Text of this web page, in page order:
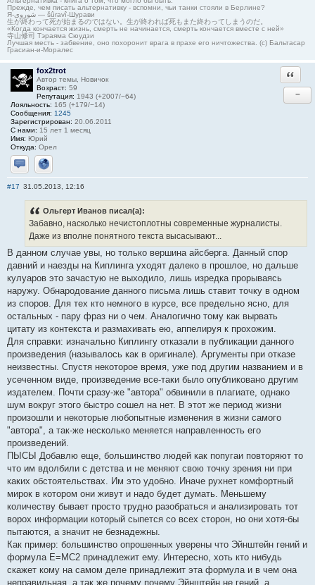
Прежде, чем писать альтернативку - вспомни, чьи танки стояли в Берлине?
Я-شوروی — šûravî-Шурави
生が終わって死が始まるのではない。生が終われば死もまた終わってしまうのだ。
«Когда кончается жизнь, смерть не начинается, смерть кончается вместе с ней»
寺山修司 Тэраяма Сюудзи
Лучшая месть - забвение, оно похоронит врага в прахе его ничтожества. (с) Бальтасар
Грасиан-и-Моралес
fox2trot
Автор темы, Новичок
Возраст: 59
Репутация: 1943 (+2007/−64)
Лояльность: 165 (+179/−14)
Сообщения: 1245
Зарегистрирован: 20.06.2011
С нами: 15 лет 1 месяц
Имя: Юрий
Откуда: Орел
Отправить личное сообщение
Сайт
−
#17 31.05.2013, 12:16
Ольгерт Иванов писал(а):
Забавно, насколько нечистоплотны современные журналисты.
Даже из вполне понятного текста высасывают...
В данном случае увы, но только вершина айсберга. Данный спор
давний и наезды на Киплинга уходят далеко в прошлое, но дальше
кулуаров это зачастую не выходило, лишь изредка прорываясь
наружу. Обнародование данного письма лишь ставит точку в одном
из споров. Для тех кто немного в курсе, все предельно ясно, для
остальных - пару фраз ни о чем. Аналогично тому как вырвать
цитату из контекста и размахивать ею, аппелируя к прохожим.
Для справки: изначально Киплингу отказали в публикации данного
произведения (называлось как в оригинале). Аргументы при отказе
неизвестны. Спустя некоторое время, уже под другим названием и в
усеченном виде, произведение все-таки было опубликовано другим
издателем. Почти сразу-же "автора" обвинили в плагиате, однако
шум вокруг этого быстро сошел на нет. В этот же период жизни
произошли и некоторые любопытные изменения в жизни самого
"автора", а так-же несколько меняется направленность его
произведений.
ПЫСЫ Добавлю еще, большинство людей как попугаи повторяют то
что им вдолбили с детства и не меняют свою точку зрения ни при
каких обстоятельствах. Им это удобно. Иначе рухнет комфортный
мирок в котором они живут и надо будет думать. Меньшему
количеству бывает просто трудно разобраться и анализировать тот
ворох информации который сыпется со всех сторон, но они хотя-бы
пытаются, а значит не безнадежны.
Как пример: большинство опрошенных уверены что Эйнштейн гений и
формула E=MC2 принадлежит ему. Интересно, хоть кто нибудь
скажет кому на самом деле принадлежит эта формула и в чем она
неправильная, а так же почему почему Эйнштейн не гений, а